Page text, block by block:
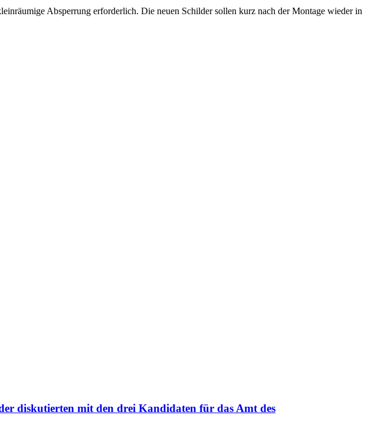
Absperrung erforderlich. Die neuen Schilder sollen kurz nach der Montage wieder in
diskutierten mit den drei Kandidaten für das Amt des